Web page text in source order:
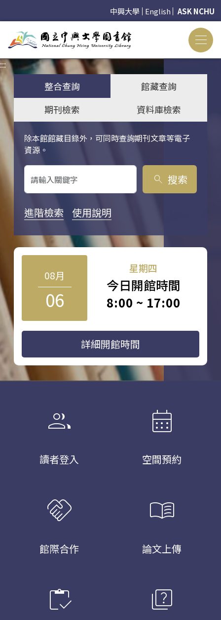
中興大學 English ASK NCHU
:::
整合查詢
館藏查詢
期刊檢索
資料庫檢索
除本館館藏目錄外，可同時查詢期刊文章等電子
資源。
關鍵字搜尋
search 搜索
進階檢索 使用說明
08月
06
星期四
今日開館時間
8:00 ~ 17:00
詳細開館時間
group
讀者登入
calendar_month
空間預約
handshake
館際合作
menu_book
論文上傳
inventory quiz